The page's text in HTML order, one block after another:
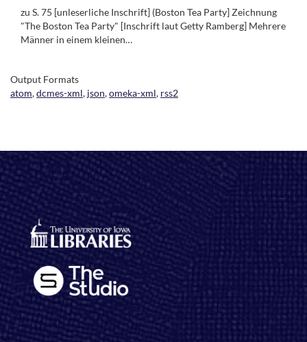
zu S. 75 [unleserliche Inschrift] (Boston Tea Party] Zeichnung
"The Boston Tea Party" [Inschrift laut Getty Ramberg] Mehrere
Männer in einem kleinen…
Output Formats
atom,dcmes-xml, json,omeka-xml, rss2